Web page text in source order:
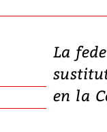
La
en la